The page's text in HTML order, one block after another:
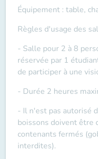
Équipement : table,
Règles d'usage des
- Salle pour 2 à 8
réservée par 1
de participer à une
- Durée 2 heures
- Il n'est pas autorisé
boissons doivent être
contenants fermés
interdites).